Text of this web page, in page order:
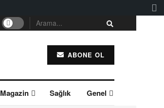
ABONE OL
Magazin Sağlık Genel